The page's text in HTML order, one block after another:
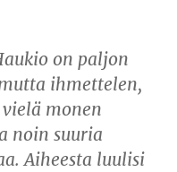
on paljon
ihmettelen,
monen
noin suuria
Aiheesta luulisi